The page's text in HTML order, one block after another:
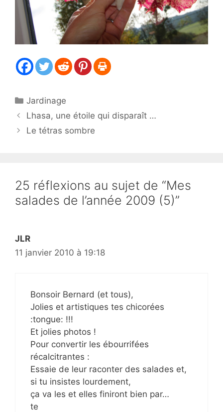
Catégories
Jardinage
Lhasa, une étoile qui disparaît …
Le tétras sombre
25 réflexions au sujet de “Mes
salades de l’année 2009 (5)”
JLR
11 janvier 2010 à 19:18
Bonsoir Bernard (et tous),
Jolies et artistiques tes chicorées
:tongue: !!!
Et jolies photos !
Pour convertir les ébourrifées
récalcitrantes :
Essaie de leur raconter des salades et,
si tu insistes lourdement,
ça va les et elles finiront bien par…
te